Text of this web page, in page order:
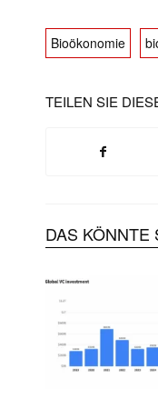
Bioökonomie
TEILEN SIE
DAS KÖNNTE